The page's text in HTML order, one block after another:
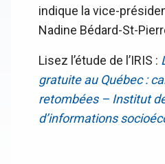
indique la vice-
Nadine Bédard-St-
Lisez l’étude de l’IRIS :
gratuite au Québec :
retombées – Institut
d’informations